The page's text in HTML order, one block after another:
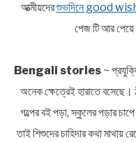
আত্মীয়দেরশুভদিনে good
পেজ টি আর পেয়ে
Bengali stories ~
অনেক ক্ষেত্রেই হারাতে বসেছে।
গল্পের বই পড়া, স্কুলের পড়ার
তাই শিশুদের চাহিদার কথা মাথায়